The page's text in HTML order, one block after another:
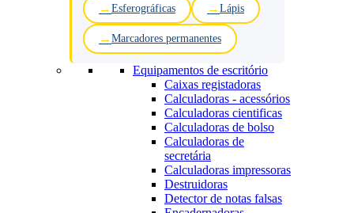
Esferográficas Lápis
Marcadores permanentes
Equipamentos de escritório
Caixas registadoras
Calculadoras - acessórios
Calculadoras cientificas
Calculadoras de bolso
Calculadoras de
secretária
Calculadoras impressoras
Destruidoras
Detector de notas falsas